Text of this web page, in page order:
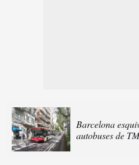
Barcelona
autobuses de